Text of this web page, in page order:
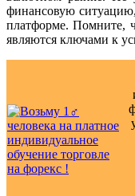
финансовую
платформе. Помните,
являются ключами к